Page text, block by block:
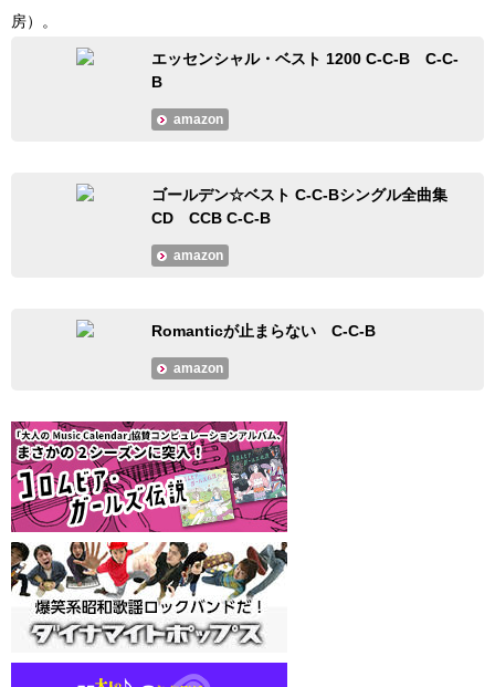
房）。
エッセンシャル・ベスト 1200 C-C-B C-C-
B
amazon
ゴールデン☆ベスト C-C-Bシングル全曲集
CD CCB C-C-B
amazon
Romanticが止まらない C-C-B
amazon